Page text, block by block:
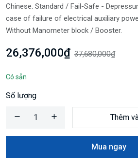
Chinese. Standard / Fail-Safe -
case of failure of electrical auxiliary
Without Manometer block / Booster.
26,376,000₫ 37,680,000₫
Có sẵn
Số lượng
Thêm
Mua ngay